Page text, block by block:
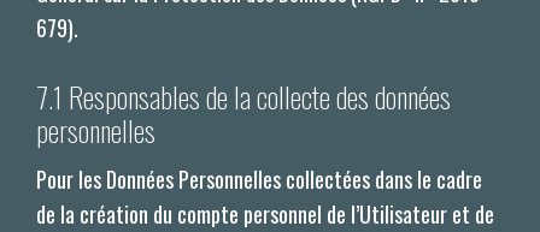
679).
7.1 Responsables de la collecte des données
personnelles
Pour les Données Personnelles collectées dans le cadre
de la création du compte personnel de l’Utilisateur et de